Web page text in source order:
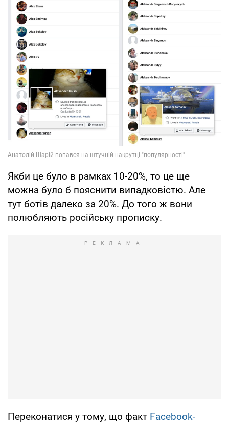
Якби це було в рамках 10-20%, то це ще
можна було б пояснити випадковістю. Але
тут ботів далеко за 20%. До того ж вони
полюбляють російську прописку.
Переконатися у тому, що факт Facebook-